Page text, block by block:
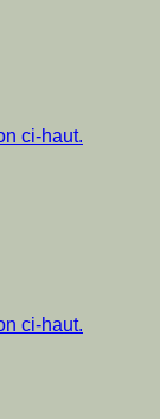
ci-haut.
ci-haut.